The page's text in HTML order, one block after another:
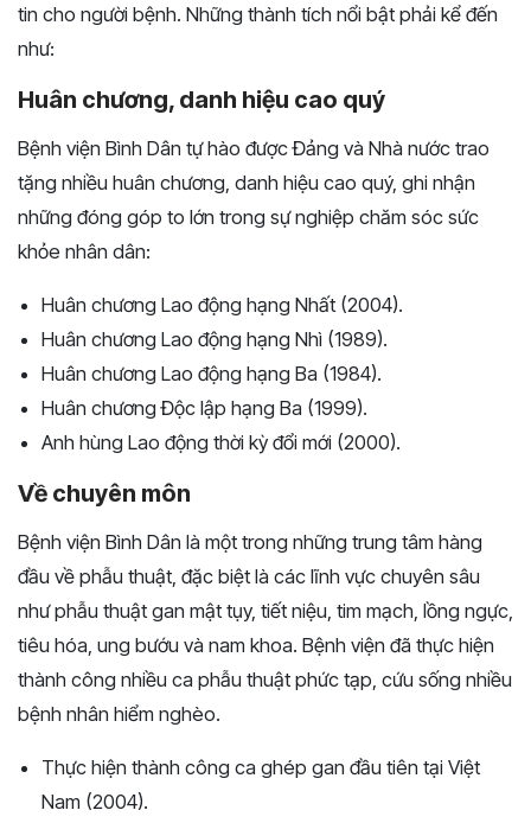
tin cho người bệnh. Những thành tích nổi bật phải kể đến
như:
Huân chương, danh hiệu cao quý
Bệnh viện Bình Dân tự hào được Đảng và Nhà nước trao
tặng nhiều huân chương, danh hiệu cao quý, ghi nhận
những đóng góp to lớn trong sự nghiệp chăm sóc sức
khỏe nhân dân:
Huân chương Lao động hạng Nhất (2004).
Huân chương Lao động hạng Nhì (1989).
Huân chương Lao động hạng Ba (1984).
Huân chương Độc lập hạng Ba (1999).
Anh hùng Lao động thời kỳ đổi mới (2000).
Về chuyên môn
Bệnh viện Bình Dân là một trong những trung tâm hàng
đầu về phẫu thuật, đặc biệt là các lĩnh vực chuyên sâu
như phẫu thuật gan mật tụy, tiết niệu, tim mạch, lồng ngực,
tiêu hóa, ung bướu và nam khoa. Bệnh viện đã thực hiện
thành công nhiều ca phẫu thuật phức tạp, cứu sống nhiều
bệnh nhân hiểm nghèo.
Thực hiện thành công ca ghép gan đầu tiên tại Việt
Nam (2004).